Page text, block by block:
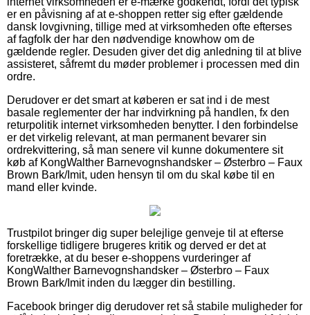
er en påvisning af at e-shoppen retter sig efter gældende
dansk lovgivning, tillige med at virksomheden ofte efterses
af fagfolk der har den nødvendige knowhow om de
gældende regler. Desuden giver det dig anledning til at blive
assisteret, såfremt du møder problemer i processen med din
ordre.
Derudover er det smart at køberen er sat ind i de mest
basale reglementer der har indvirkning på handlen, fx den
returpolitik internet virksomheden benytter. I den forbindelse
er det virkelig relevant, at man permanent bevarer sin
ordrekvittering, så man senere vil kunne dokumentere sit
køb af KongWalther Barnevognshandsker – Østerbro – Faux
Brown Bark/Imit, uden hensyn til om du skal købe til en
mand eller kvinde.
Trustpilot bringer dig super belejlige genveje til at efterse
forskellige tidligere brugeres kritik og derved er det at
foretrække, at du beser e-shoppens vurderinger af
KongWalther Barnevognshandsker – Østerbro – Faux
Brown Bark/Imit inden du lægger din bestilling.
Facebook bringer dig derudover ret så stabile muligheder for